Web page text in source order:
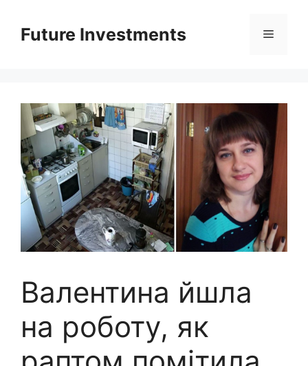
вмістуFuture Investments Меню
Валентина йшла
на роботу, як